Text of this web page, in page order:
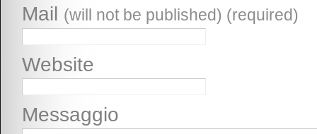
Mail (will not be published) (required)
Website
Messaggio